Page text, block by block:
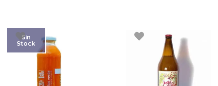
Sin
Stock